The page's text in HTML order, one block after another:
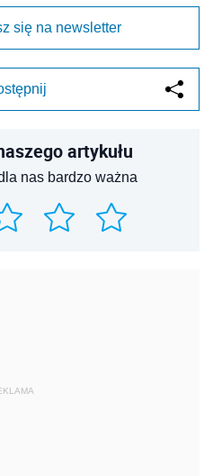
się na newsletter
artykułu
nas bardzo ważna